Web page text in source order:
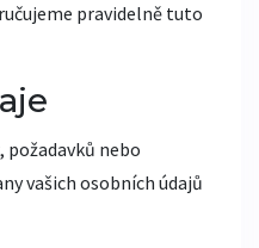
pravidelně tuto
požadavků nebo
vašich osobních údajů